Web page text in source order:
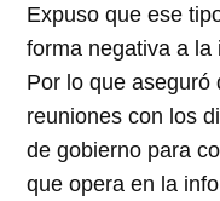
Expuso que ese
forma negativa a la
Por lo que aseguró
reuniones con los
de gobierno para
que opera en la